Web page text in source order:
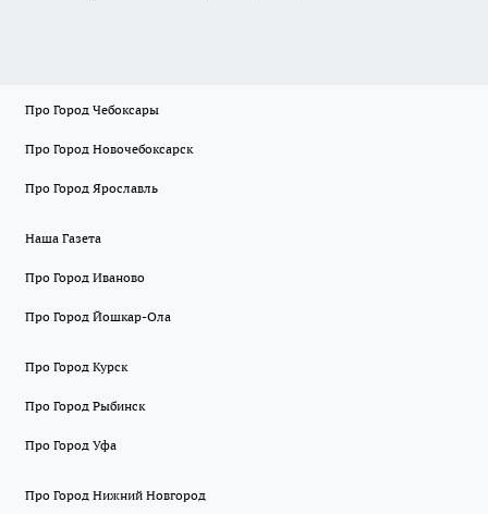
Про Город Чебоксары
Про Город Новочебоксарск
Про Город Ярославль
Наша Газета
Про Город Иваново
Про Город Йошкар-Ола
Про Город Курск
Про Город Рыбинск
Про Город Уфа
Про Город Нижний Новгород